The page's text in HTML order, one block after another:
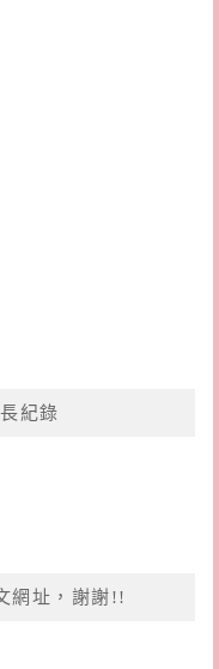
紀錄
網址，謝謝!!